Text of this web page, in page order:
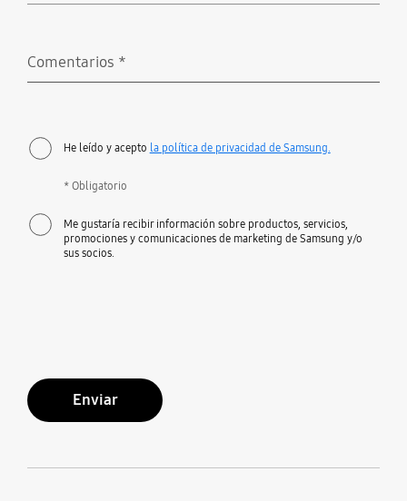
Comentarios *
He leído y acepto la política de privacidad de Samsung.
* Obligatorio
Me gustaría recibir información sobre productos, servicios,
promociones y comunicaciones de marketing de Samsung y/o
sus socios.
Enviar